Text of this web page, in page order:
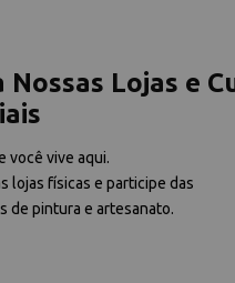
Nossas Lojas e
você vive aqui.
lojas físicas e participe das
de pintura e artesanato.